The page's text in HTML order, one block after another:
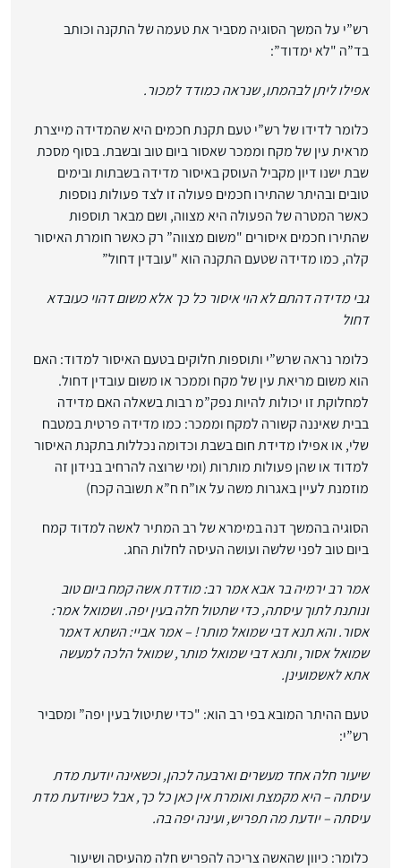
רש”י על המשך הסוגיה מסביר את טעמה של התקנה וכותב
בד”ה "לא ימדוד”:
אפילו ליתן לבהמתו, שנראה כמודד למכור.
כלומר לדידו של רש”י טעם תקנת חכמים היא שהמדידה מייצרת
מראית עין של מקח וממכר שאסור ביום טוב ובשבת. בסוף מסכת
שבת ישנו דיון מקביל העוסק באיסור מדידה בשבתות ובימים
טובים ובהיתר שהתירו חכמים פעולה זו לצד פעולות נוספות
כאשר המטרה של הפעולה היא מצווה, ושם מבאר תוספות
שהתירו חכמים איסורים "משום מצווה” רק כאשר חומרת האיסור
קלה, כמו מדידה שטעם התקנה הוא "עובדין דחול”
גבי מדידה דהתם לא הוי איסור כל כך אלא משום דהוי כעובדא
דחול
כלומר נראה שרש”י ותוספות חלוקים בטעם האיסור למדוד: האם
הוא משום מריאת עין של מקח וממכר או משום עובדין דחול.
למחלוקת זו יכולות להיות נפק”מ רבות בשאלה האם מדידה
בבית שאיננה קשורה למקח וממכר: כמו מדידה פרטית במטבח
שלי, או אפילו מדידת חום בשבת וכדומה נכללות בתקנת האיסור
למדוד או שהן פעולות מותרות (ומי שרוצה להרחיב בנידון זה
מוזמנת לעיין באגרות משה על או”ח ח”א תשובה קכח)
הסוגיה בהמשך דנה במימרא של רב המתיר לאשה למדוד קמח
ביום טוב לפני שלשה ועושה העיסה לחלות החג.
אמר רב ירמיה בר אבא אמר רב: מודדת אשה קמח ביום טוב
ונותנת לתוך עיסתה, כדי שתטול חלה בעין יפה. ושמואל אמר:
אסור. והא תנא דבי שמואל מותר! – אמר אביי: השתא דאמר
שמואל אסור, ותנא דבי שמואל מותר,שמואל הלכה למעשה
אתא לאשמועינן.
טעם ההיתר המובא בפי רב הוא: "כדי שתיטול בעין יפה” ומסביר
רש”י:
שיעור חלה אחד מעשרים וארבעה לכהן, וכשאינה יודעת מדת
עיסתה – היא מקמצת ואומרת אין כאן כל כך, אבל כשיודעת מדת
עיסתה – יודעת מה תפריש, ועינה יפה בה.
כלומר: כיוון שהאשה צריכה להפריש חלה מהעיסה ושיעור